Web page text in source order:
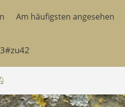
Am häufigsten angesehen